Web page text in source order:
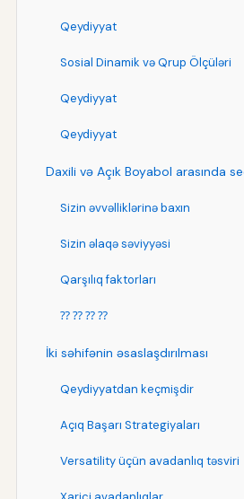
Qeydiyyat
Sosial Dinamik və Qrup Ölçüləri
Qeydiyyat
Qeydiyyat
Daxili və Açık Boyabol arasında
Sizin əvvəlliklərinə baxın
Sizin əlaqə səviyyəsi
Qarşılıq faktorları
⁇ ⁇ ⁇ ⁇
İki səhifənin əsaslaşdırılması
Qeydiyyatdan keçmişdir
Açıq Başarı Strategiyaları
Versatility üçün avadanlıq təsviri